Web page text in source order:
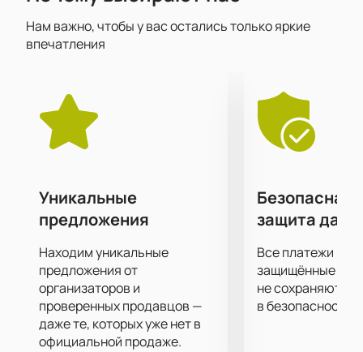
еще возможность вживую услышать любимые хиты
и подпевать им, а также яркое шоу, которое пройдёт
концерте, подтвердит, что он всегда проходит с
невероятным размахом и запоминается надолго.
Самое передовое световое и звуковое концертное
оборудование позволит вам отчетливо услышать
подробностях, независимо от того, как далеко от
сцены вы находитесь!
Билеты на концерт можно купить на нашем сайте.
Цена указана в электронной схеме концертной
площадки и зависит от категории выбранных мест.
Не затягивайте с покупкой билетов, ведь шоу
пользуется большой популярностью.
Нам важно, чтобы у вас остались только яркие
впечатления
Уникальные
предложения
Находим уникальные
предложения от
организаторов и
проверенных продавцов —
даже те, которых уже нет в
официальной продаже.
Безопасная
защита
Все платежи
защищённые
не сохраняются
в безопасности.